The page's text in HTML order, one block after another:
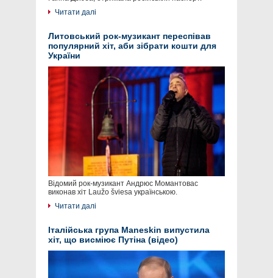
Читати далі
Литовський рок-музикант переспівав
популярний хіт, аби зібрати кошти для
України
Відомий рок-музикант Андрюс Момантовас
виконав хіт Laužo šviesa українською.
Читати далі
Італійська група Maneskin випустила
хіт, що висміює Путіна (відео)